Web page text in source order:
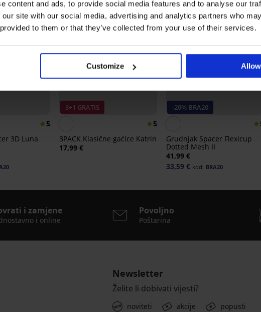
content and ads, to provide social media features and to analyse our
site with our social media, advertising and analytics partners who
to them or that they’ve collected from your use of their services.
Customize
5
3D Luna
3+1 GRATIS
5
3PACK Klasične gaćice Katrin
17,99 €
-20% BRA20
Grudnjak Spacer Flexicup
Dotted Mesh II
41,99 €
33,59 € kod: BRA20
i zamjene
i online
Povoljno
Poštarina
Newsletter
Želite li dobivati vijesti?
noviteti akcije popusti